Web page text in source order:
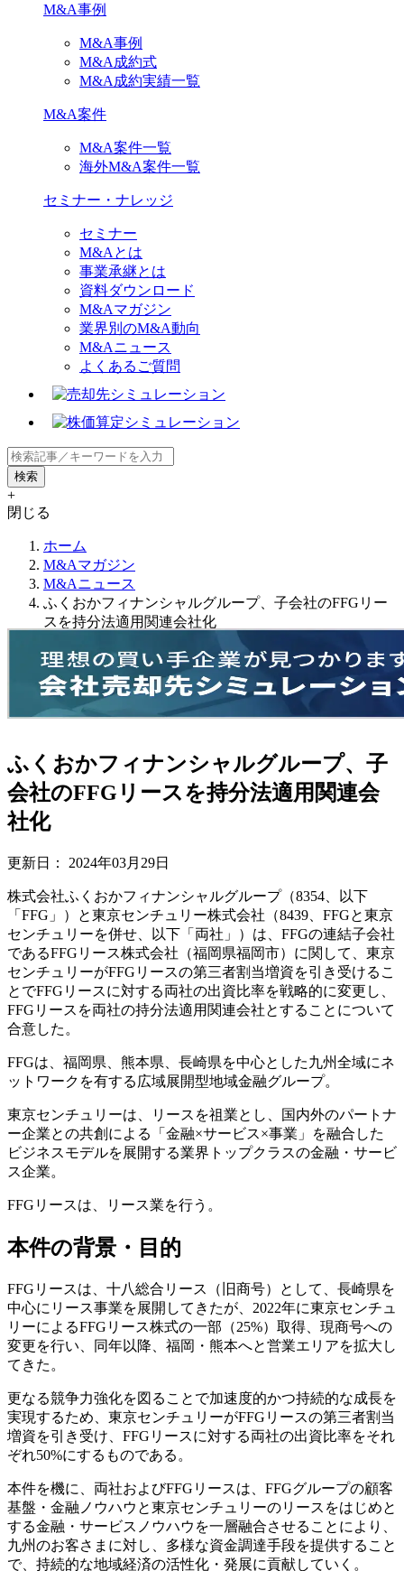
M&A事例
M&A事例
M&A成約式
M&A成約実績一覧
M&A案件
M&A案件一覧
海外M&A案件一覧
セミナー・ナレッジ
セミナー
M&Aとは
事業承継とは
資料ダウンロード
M&Aマガジン
業界別のM&A動向
M&Aニュース
よくあるご質問
+
閉じる
ホーム
M&Aマガジン
M&Aニュース
ふくおかフィナンシャルグループ、子会社のFFGリー
スを持分法適用関連会社化
ふくおかフィナンシャルグループ、子
会社のFFGリースを持分法適用関連会
社化
更新日： 2024年03月29日
株式会社ふくおかフィナンシャルグループ（8354、以下
「FFG」）と東京センチュリー株式会社（8439、FFGと東京
センチュリーを併せ、以下「両社」）は、FFGの連結子会社
であるFFGリース株式会社（福岡県福岡市）に関して、東京
センチュリーがFFGリースの第三者割当増資を引き受けるこ
とでFFGリースに対する両社の出資比率を戦略的に変更し、
FFGリースを両社の持分法適用関連会社とすることについて
合意した。
FFGは、福岡県、熊本県、長崎県を中心とした九州全域にネ
ットワークを有する広域展開型地域金融グループ。
東京センチュリーは、リースを祖業とし、国内外のパートナ
ー企業との共創による「金融×サービス×事業」を融合した
ビジネスモデルを展開する業界トップクラスの金融・サービ
ス企業。
FFGリースは、リース業を行う。
本件の背景・目的
FFGリースは、十八総合リース（旧商号）として、長崎県を
中心にリース事業を展開してきたが、2022年に東京センチュ
リーによるFFGリース株式の一部（25%）取得、現商号への
変更を行い、同年以降、福岡・熊本へと営業エリアを拡大し
てきた。
更なる競争力強化を図ることで加速度的かつ持続的な成長を
実現するため、東京センチュリーがFFGリースの第三者割当
増資を引き受け、FFGリースに対する両社の出資比率をそれ
ぞれ50%にするものである。
本件を機に、両社およびFFGリースは、FFGグループの顧客
基盤・金融ノウハウと東京センチュリーのリースをはじめと
する金融・サービスノウハウを一層融合させることにより、
九州のお客さまに対し、多様な資金調達手段を提供すること
で、持続的な地域経済の活性化・発展に貢献していく。